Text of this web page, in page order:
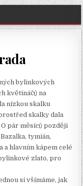
bylinkových
květináčů na
nízkou skalku
skalky dala
pár měsíců později
tymián,
a hlavním kápem celé
zlato, pro
si všímáme, jak